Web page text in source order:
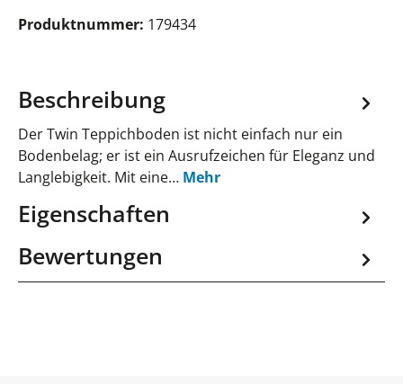
Produktnummer: 179434
Beschreibung
Der Twin Teppichboden ist nicht einfach nur ein
Bodenbelag; er ist ein Ausrufzeichen für Eleganz und
Langlebigkeit. Mit eine… Mehr
Eigenschaften
Bewertungen